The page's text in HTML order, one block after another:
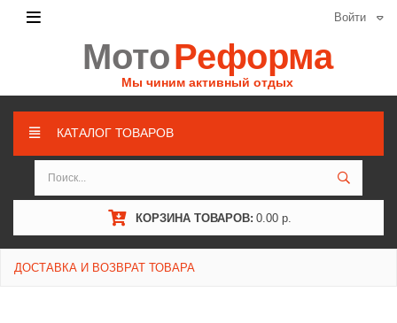
Войти
МотоРеформа
Мы чиним активный отдых
КАТАЛОГ ТОВАРОВ
КОРЗИНА ТОВАРОВ: 0.00 р.
ДОСТАВКА И ВОЗВРАТ ТОВАРА